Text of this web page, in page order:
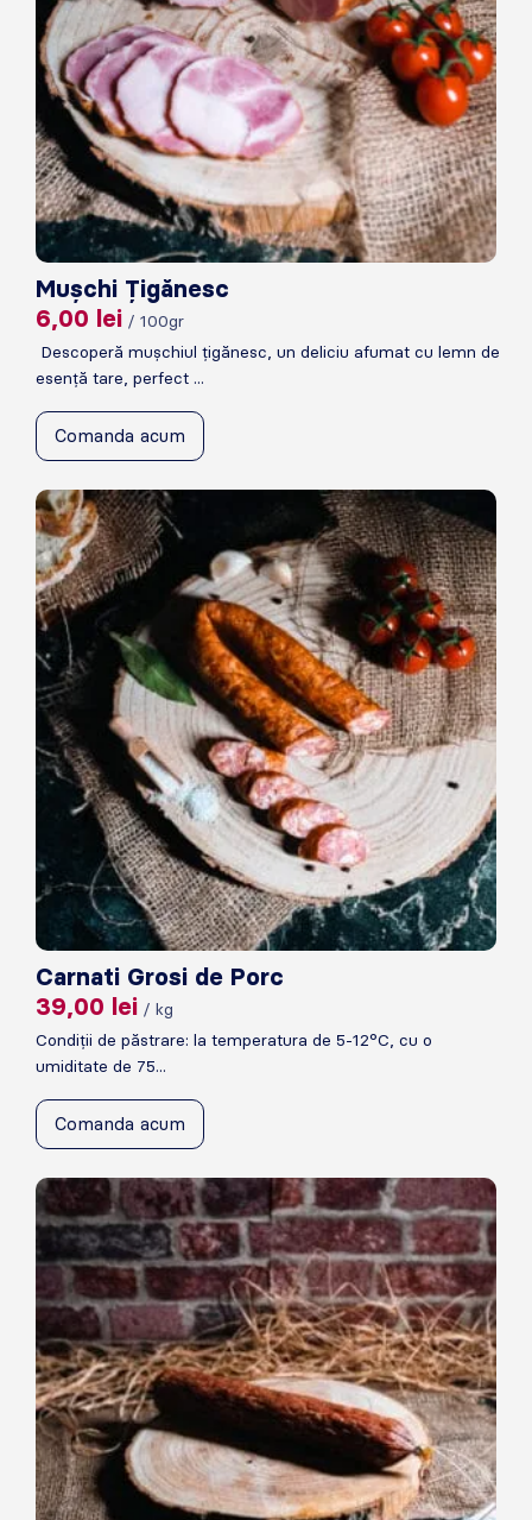
Mușchi Țigănesc
6,00 lei / 100gr
Descoperă mușchiul țigănesc, un deliciu afumat cu lemn de
esență tare, perfect ...
Comanda acum
Carnati Grosi de Porc
39,00 lei / kg
Condiții de păstrare: la temperatura de 5-12°C, cu o
umiditate de 75...
Comanda acum